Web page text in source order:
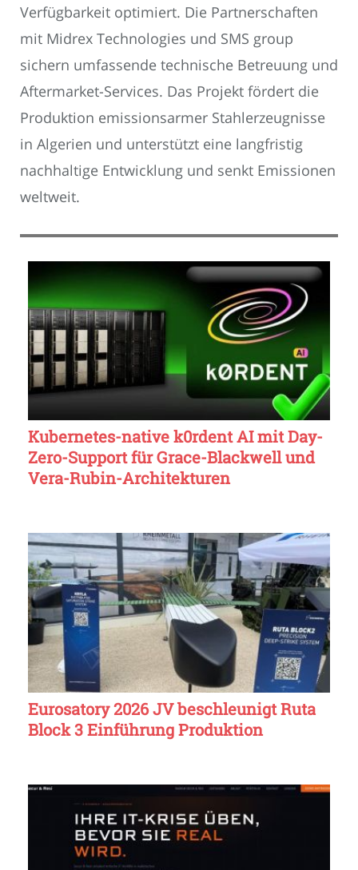
Verfügbarkeit optimiert. Die Partnerschaften
mit Midrex Technologies und SMS group
sichern umfassende technische Betreuung und
Aftermarket-Services. Das Projekt fördert die
Produktion emissionsarmer Stahlerzeugnisse
in Algerien und unterstützt eine langfristig
nachhaltige Entwicklung und senkt Emissionen
weltweit.
Kubernetes-native k0rdent AI mit Day-
Zero-Support für Grace-Blackwell und
Vera-Rubin-Architekturen
Eurosatory 2026 JV beschleunigt Ruta
Block 3 Einführung Produktion